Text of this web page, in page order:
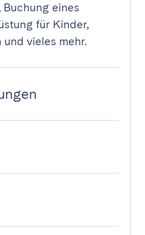
eines
für Kinder,
vieles mehr.